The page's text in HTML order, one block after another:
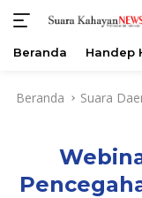
Beranda Handep
Beranda Suara